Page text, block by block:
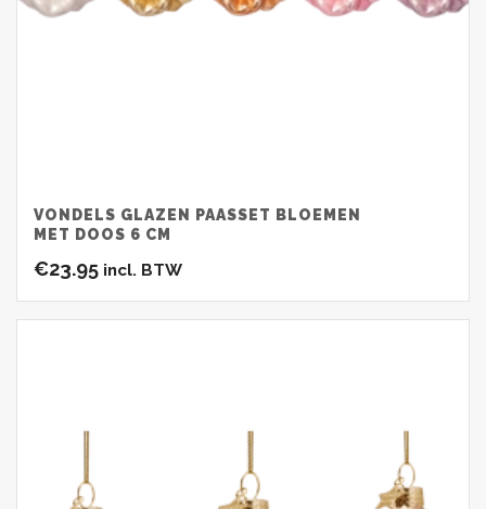
VONDELS GLAZEN PAASSET BLOEMEN
MET DOOS 6 CM
€23.95 incl. BTW